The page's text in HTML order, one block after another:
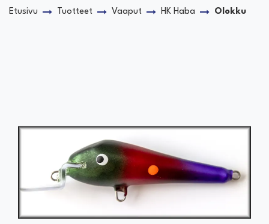
Etusivu Tuotteet Vaaput HK Haba Olokku